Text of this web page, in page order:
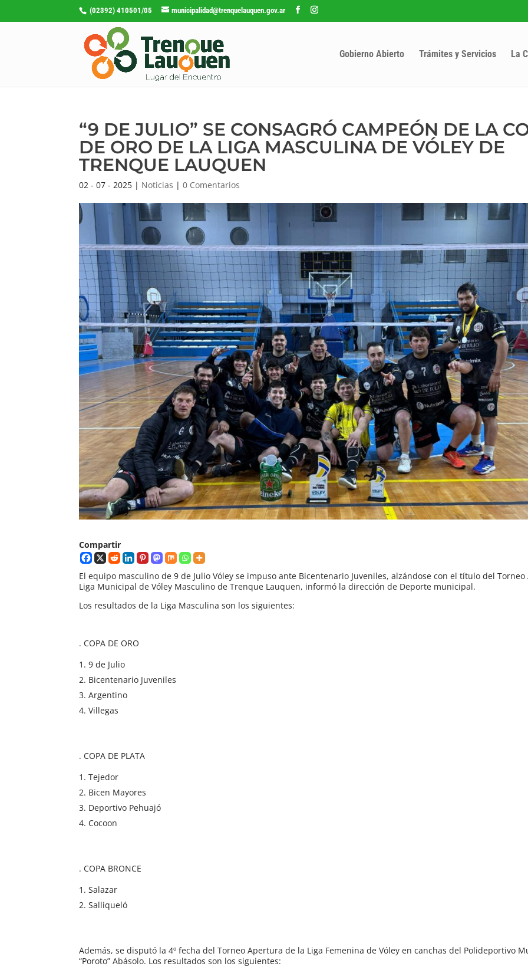
(02392) 410501/05 municipalidad@trenquelauquen.gov.ar
Gobierno Abierto Trámites y Servicios La
“9 DE JULIO” SE CONSAGRÓ CAMPEÓN DE LA
DE ORO DE LA LIGA MASCULINA DE VÓLEY DE
TRENQUE LAUQUEN
02 - 07 - 2025 | Noticias |0 Comentarios
Compartir
El equipo masculino de 9 de Julio Vóley se impuso ante Bicentenario Juveniles, alzándose con el título del
Liga Municipal de Vóley Masculino de Trenque Lauquen, informó la dirección de Deporte municipal.
Los resultados de la Liga Masculina son los siguientes:
. COPA DE ORO
9 de Julio
Bicentenario Juveniles
Argentino
Villegas
. COPA DE PLATA
Tejedor
Bicen Mayores
Deportivo Pehuajó
Cocoon
. COPA BRONCE
Salazar
Salliqueló
Además, se disputó la 4º fecha del Torneo Apertura de la Liga Femenina de Vóley en canchas del Polideportivo
“Poroto” Abásolo. Los resultados son los siguientes: